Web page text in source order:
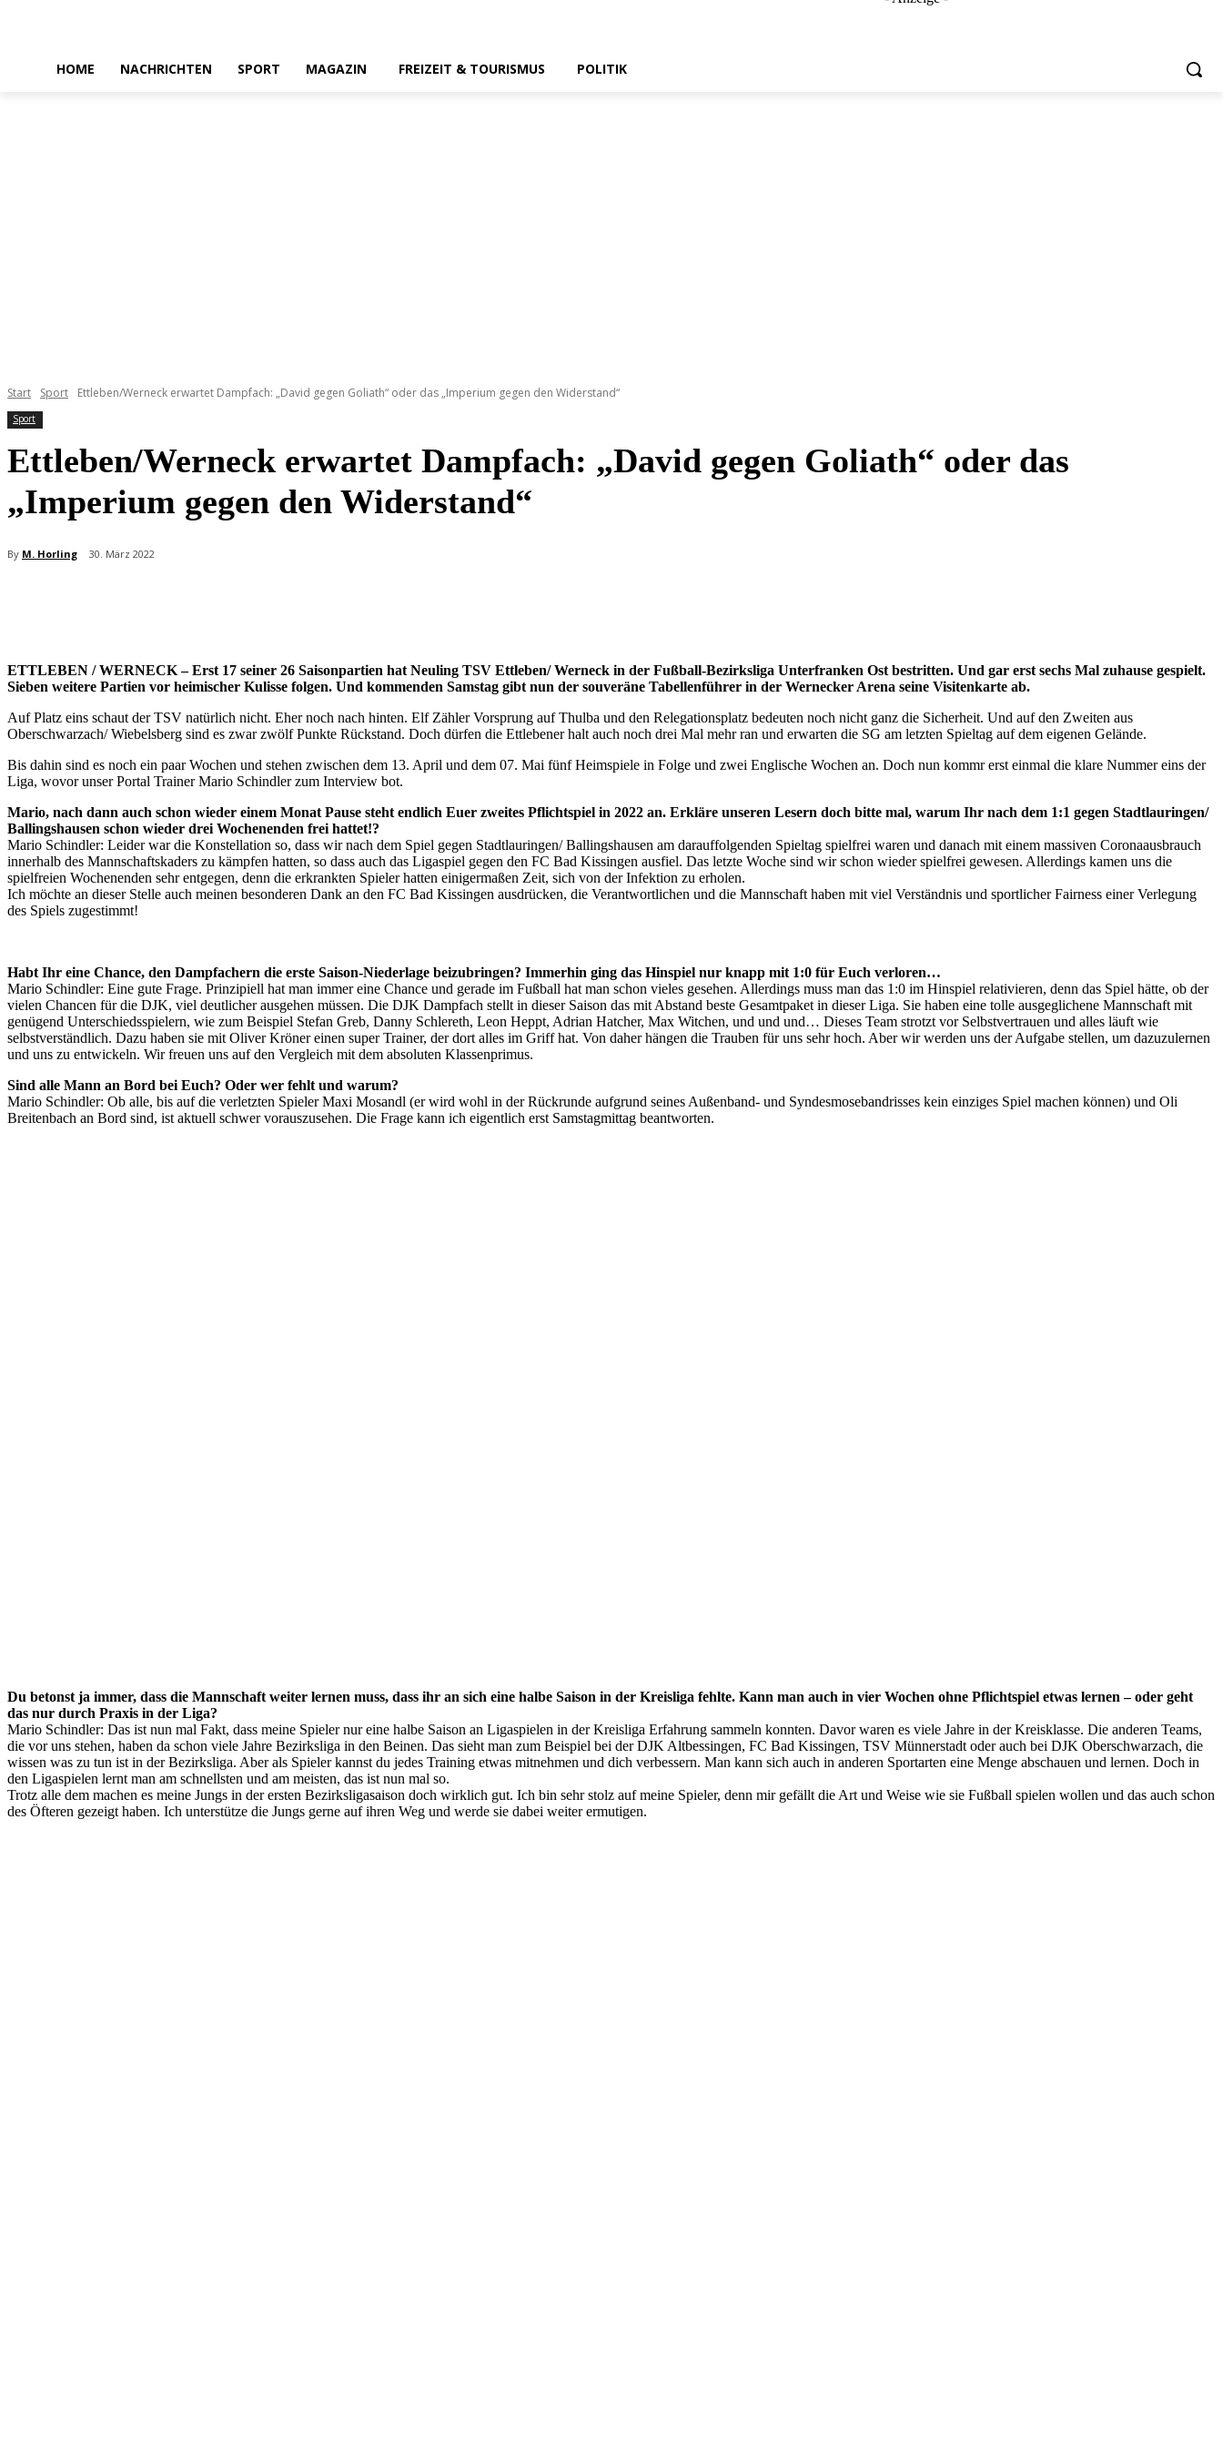
HOME NACHRICHTEN SPORT MAGAZIN FREIZEIT & TOURISMUS POLITIK
Start Sport Ettleben/Werneck erwartet Dampfach: „David gegen Goliath“ oder das „Imperium gegen den Widerstand“
Sport
Ettleben/Werneck erwartet Dampfach: „David gegen Goliath“ oder das
„Imperium gegen den Widerstand“
By M. Horling 30. März 2022
ETTLEBEN / WERNECK – Erst 17 seiner 26 Saisonpartien hat Neuling TSV Ettleben/ Werneck in der Fußball-Bezirksliga Unterfranken Ost bestritten. Und gar erst sechs Mal zuhause gespielt.
Sieben weitere Partien vor heimischer Kulisse folgen. Und kommenden Samstag gibt nun der souveräne Tabellenführer in der Wernecker Arena seine Visitenkarte ab.
Auf Platz eins schaut der TSV natürlich nicht. Eher noch nach hinten. Elf Zähler Vorsprung auf Thulba und den Relegationsplatz bedeuten noch nicht ganz die Sicherheit. Und auf den Zweiten aus
Oberschwarzach/ Wiebelsberg sind es zwar zwölf Punkte Rückstand. Doch dürfen die Ettlebener halt auch noch drei Mal mehr ran und erwarten die SG am letzten Spieltag auf dem eigenen Gelände.
Bis dahin sind es noch ein paar Wochen und stehen zwischen dem 13. April und dem 07. Mai fünf Heimspiele in Folge und zwei Englische Wochen an. Doch nun kommr erst einmal die klare Nummer eins der
Liga, wovor unser Portal Trainer Mario Schindler zum Interview bot.
Mario, nach dann auch schon wieder einem Monat Pause steht endlich Euer zweites Pflichtspiel in 2022 an. Erkläre unseren Lesern doch bitte mal, warum Ihr nach dem 1:1 gegen Stadtlauringen/
Ballingshausen schon wieder drei Wochenenden frei hattet!?
Mario Schindler: Leider war die Konstellation so, dass wir nach dem Spiel gegen Stadtlauringen/ Ballingshausen am darauffolgenden Spieltag spielfrei waren und danach mit einem massiven Coronaausbrauch
innerhalb des Mannschaftskaders zu kämpfen hatten, so dass auch das Ligaspiel gegen den FC Bad Kissingen ausfiel. Das letzte Woche sind wir schon wieder spielfrei gewesen. Allerdings kamen uns die
spielfreien Wochenenden sehr entgegen, denn die erkrankten Spieler hatten einigermaßen Zeit, sich von der Infektion zu erholen.
Ich möchte an dieser Stelle auch meinen besonderen Dank an den FC Bad Kissingen ausdrücken, die Verantwortlichen und die Mannschaft haben mit viel Verständnis und sportlicher Fairness einer Verlegung
des Spiels zugestimmt!
Habt Ihr eine Chance, den Dampfachern die erste Saison-Niederlage beizubringen? Immerhin ging das Hinspiel nur knapp mit 1:0 für Euch verloren…
Mario Schindler: Eine gute Frage. Prinzipiell hat man immer eine Chance und gerade im Fußball hat man schon vieles gesehen. Allerdings muss man das 1:0 im Hinspiel relativieren, denn das Spiel hätte, ob der
vielen Chancen für die DJK, viel deutlicher ausgehen müssen. Die DJK Dampfach stellt in dieser Saison das mit Abstand beste Gesamtpaket in dieser Liga. Sie haben eine tolle ausgeglichene Mannschaft mit
genügend Unterschiedsspielern, wie zum Beispiel Stefan Greb, Danny Schlereth, Leon Heppt, Adrian Hatcher, Max Witchen, und und und… Dieses Team strotzt vor Selbstvertrauen und alles läuft wie
selbstverständlich. Dazu haben sie mit Oliver Kröner einen super Trainer, der dort alles im Griff hat. Von daher hängen die Trauben für uns sehr hoch. Aber wir werden uns der Aufgabe stellen, um dazuzulernen
und uns zu entwickeln. Wir freuen uns auf den Vergleich mit dem absoluten Klassenprimus.
Sind alle Mann an Bord bei Euch? Oder wer fehlt und warum?
Mario Schindler: Ob alle, bis auf die verletzten Spieler Maxi Mosandl (er wird wohl in der Rückrunde aufgrund seines Außenband- und Syndesmosebandrisses kein einziges Spiel machen können) und Oli
Breitenbach an Bord sind, ist aktuell schwer vorauszusehen. Die Frage kann ich eigentlich erst Samstagmittag beantworten.
Du betonst ja immer, dass die Mannschaft weiter lernen muss, dass ihr an sich eine halbe Saison in der Kreisliga fehlte. Kann man auch in vier Wochen ohne Pflichtspiel etwas lernen – oder geht
das nur durch Praxis in der Liga?
Mario Schindler: Das ist nun mal Fakt, dass meine Spieler nur eine halbe Saison an Ligaspielen in der Kreisliga Erfahrung sammeln konnten. Davor waren es viele Jahre in der Kreisklasse. Die anderen Teams,
die vor uns stehen, haben da schon viele Jahre Bezirksliga in den Beinen. Das sieht man zum Beispiel bei der DJK Altbessingen, FC Bad Kissingen, TSV Münnerstadt oder auch bei DJK Oberschwarzach, die
wissen was zu tun ist in der Bezirksliga. Aber als Spieler kannst du jedes Training etwas mitnehmen und dich verbessern. Man kann sich auch in anderen Sportarten eine Menge abschauen und lernen. Doch in
den Ligaspielen lernt man am schnellsten und am meisten, das ist nun mal so.
Trotz alle dem machen es meine Jungs in der ersten Bezirksligasaison doch wirklich gut. Ich bin sehr stolz auf meine Spieler, denn mir gefällt die Art und Weise wie sie Fußball spielen wollen und das auch schon
des Öfteren gezeigt haben. Ich unterstütze die Jungs gerne auf ihren Weg und werde sie dabei weiter ermutigen.